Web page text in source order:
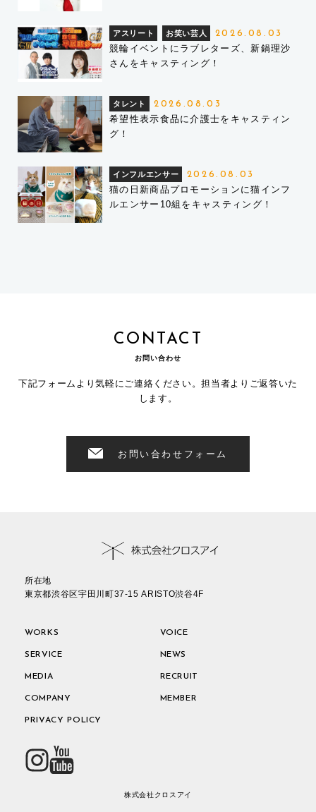
アスリート お笑い芸人 2026.08.03
競輪イベントにラブレターズ、新鍋理沙
さんをキャスティング！
タレント 2026.08.03
希望性表示食品に介護士をキャスティン
グ！
インフルエンサー 2026.08.03
猫の日新商品プロモーションに猫インフ
ルエンサー10組をキャスティング！
CONTACT
お問い合わせ
下記フォームより気軽にご連絡ください。担当者よりご返答いた
します。
お問い合わせフォーム
所在地
東京都渋谷区宇田川町37-15 ARISTO渋谷4F
WORKS VOICE
SERVICE NEWS
MEDIA RECRUIT
COMPANY MEMBER
PRIVACY POLICY
株式会社クロスアイ